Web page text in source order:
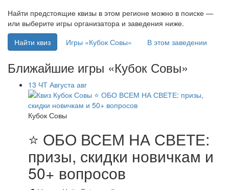
Найти предстоящие квизы в этом регионе можно в поиске —
или выберите игры организатора и заведения ниже.
Найти квиз
Игры «Кубок Совы» В этом заведении
Ближайшие игры «Кубок Совы»
13 ЧТ Августа авг
Кубок Совы
⭐ ОБО ВСЕМ НА СВЕТЕ:
призы, скидки новичкам и
50+ вопросов